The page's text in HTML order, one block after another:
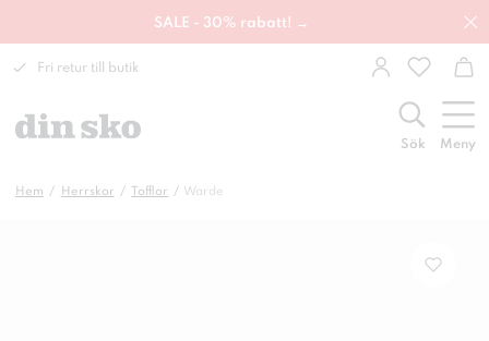
SALE - 30% rabatt! →
Fri retur till butik
Sök Meny
Hem Herrskor Tofflor Warde